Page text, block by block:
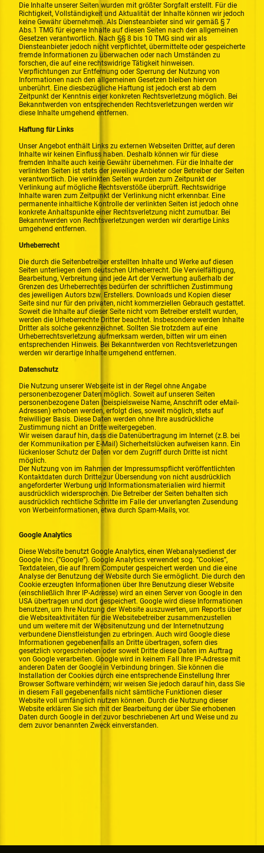
Die Inhalte unserer Seiten wurden mit größter Sorgfalt erstellt. Für die
Richtigkeit, Vollständigkeit und Aktualität der Inhalte können wir jedoch
keine Gewähr übernehmen. Als Diensteanbieter sind wir gemäß § 7
Abs.1 TMG für eigene Inhalte auf diesen Seiten nach den allgemeinen
Gesetzen verantwortlich. Nach §§ 8 bis 10 TMG sind wir als
Diensteanbieter jedoch nicht verpflichtet, übermittelte oder gespeicherte
fremde Informationen zu überwachen oder nach Umständen zu
forschen, die auf eine rechtswidrige Tätigkeit hinweisen.
Verpflichtungen zur Entfernung oder Sperrung der Nutzung von
Informationen nach den allgemeinen Gesetzen bleiben hiervon
unberührt. Eine diesbezügliche Haftung ist jedoch erst ab dem
Zeitpunkt der Kenntnis einer konkreten Rechtsverletzung möglich. Bei
Bekanntwerden von entsprechenden Rechtsverletzungen werden wir
diese Inhalte umgehend entfernen.
Haftung für Links
Unser Angebot enthält Links zu externen Webseiten Dritter, auf deren
Inhalte wir keinen Einfluss haben. Deshalb können wir für diese
fremden Inhalte auch keine Gewähr übernehmen. Für die Inhalte der
verlinkten Seiten ist stets der jeweilige Anbieter oder Betreiber der Seiten
verantwortlich. Die verlinkten Seiten wurden zum Zeitpunkt der
Verlinkung auf mögliche Rechtsverstöße überprüft. Rechtswidrige
Inhalte waren zum Zeitpunkt der Verlinkung nicht erkennbar. Eine
permanente inhaltliche Kontrolle der verlinkten Seiten ist jedoch ohne
konkrete Anhaltspunkte einer Rechtsverletzung nicht zumutbar. Bei
Bekanntwerden von Rechtsverletzungen werden wir derartige Links
umgehend entfernen.
Urheberrecht
Die durch die Seitenbetreiber erstellten Inhalte und Werke auf diesen
Seiten unterliegen dem deutschen Urheberrecht. Die Vervielfältigung,
Bearbeitung, Verbreitung und jede Art der Verwertung außerhalb der
Grenzen des Urheberrechtes bedürfen der schriftlichen Zustimmung
des jeweiligen Autors bzw. Erstellers. Downloads und Kopien dieser
Seite sind nur für den privaten, nicht kommerziellen Gebrauch gestattet.
Soweit die Inhalte auf dieser Seite nicht vom Betreiber erstellt wurden,
werden die Urheberrechte Dritter beachtet. Insbesondere werden Inhalte
Dritter als solche gekennzeichnet. Sollten Sie trotzdem auf eine
Urheberrechtsverletzung aufmerksam werden, bitten wir um einen
entsprechenden Hinweis. Bei Bekanntwerden von Rechtsverletzungen
werden wir derartige Inhalte umgehend entfernen.
Datenschutz
Die Nutzung unserer Webseite ist in der Regel ohne Angabe
personenbezogener Daten möglich. Soweit auf unseren Seiten
personenbezogene Daten (beispielsweise Name, Anschrift oder eMail-
Adressen) erhoben werden, erfolgt dies, soweit möglich, stets auf
freiwilliger Basis. Diese Daten werden ohne Ihre ausdrückliche
Zustimmung nicht an Dritte weitergegeben.
Wir weisen darauf hin, dass die Datenübertragung im Internet (z.B. bei
der Kommunikation per E-Mail) Sicherheitslücken aufweisen kann. Ein
lückenloser Schutz der Daten vor dem Zugriff durch Dritte ist nicht
möglich.
Der Nutzung von im Rahmen der Impressumspflicht veröffentlichten
Kontaktdaten durch Dritte zur Übersendung von nicht ausdrücklich
angeforderter Werbung und Informationsmaterialien wird hiermit
ausdrücklich widersprochen. Die Betreiber der Seiten behalten sich
ausdrücklich rechtliche Schritte im Falle der unverlangten Zusendung
von Werbeinformationen, etwa durch Spam-Mails, vor.
Google Analytics
Diese Website benutzt Google Analytics, einen Webanalysedienst der
Google Inc. (”Google”). Google Analytics verwendet sog. ”Cookies”,
Textdateien, die auf Ihrem Computer gespeichert werden und die eine
Analyse der Benutzung der Website durch Sie ermöglicht. Die durch den
Cookie erzeugten Informationen über Ihre Benutzung dieser Website
(einschließlich Ihrer IP-Adresse) wird an einen Server von Google in den
USA übertragen und dort gespeichert. Google wird diese Informationen
benutzen, um Ihre Nutzung der Website auszuwerten, um Reports über
die Websiteaktivitäten für die Websitebetreiber zusammenzustellen
und um weitere mit der Websitenutzung und der Internetnutzung
verbundene Dienstleistungen zu erbringen. Auch wird Google diese
Informationen gegebenenfalls an Dritte übertragen, sofern dies
gesetzlich vorgeschrieben oder soweit Dritte diese Daten im Auftrag
von Google verarbeiten. Google wird in keinem Fall Ihre IP-Adresse mit
anderen Daten der Google in Verbindung bringen. Sie können die
Installation der Cookies durch eine entsprechende Einstellung Ihrer
Browser Software verhindern; wir weisen Sie jedoch darauf hin, dass Sie
in diesem Fall gegebenenfalls nicht sämtliche Funktionen dieser
Website voll umfänglich nutzen können. Durch die Nutzung dieser
Website erklären Sie sich mit der Bearbeitung der über Sie erhobenen
Daten durch Google in der zuvor beschriebenen Art und Weise und zu
dem zuvor benannten Zweck einverstanden.